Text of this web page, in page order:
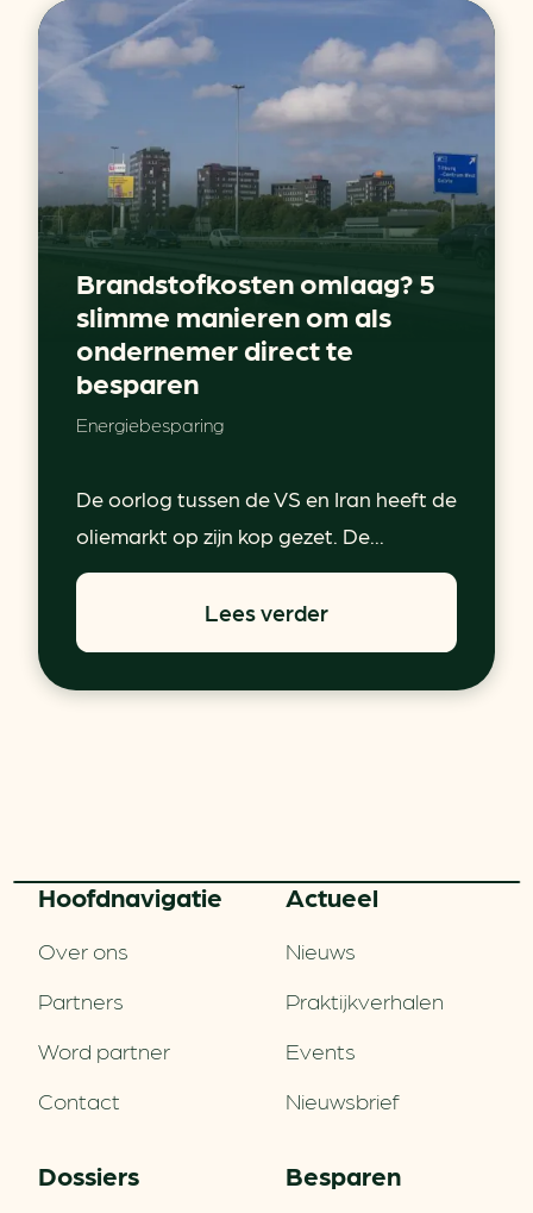
Brandstofkosten omlaag? 5
slimme manieren om als
ondernemer direct te
besparen
Energiebesparing
De oorlog tussen de VS en Iran heeft de
oliemarkt op zijn kop gezet. De...
Lees verder
Hoofd­navigatie
Over ons
Partners
Word partner
Contact
Actueel
Nieuws
Praktijkverhalen
Events
Nieuwsbrief
Dossiers Besparen